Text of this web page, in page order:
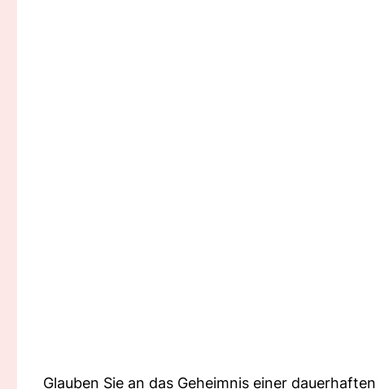
Glauben Sie an das Geheimnis einer dauerhaften